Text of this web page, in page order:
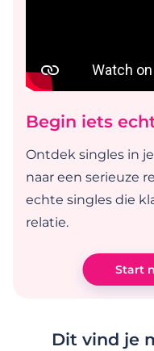
Begin iets
Ontdek singles in
naar een serieuze
echte singles die
relatie.
Start
Dit vind je